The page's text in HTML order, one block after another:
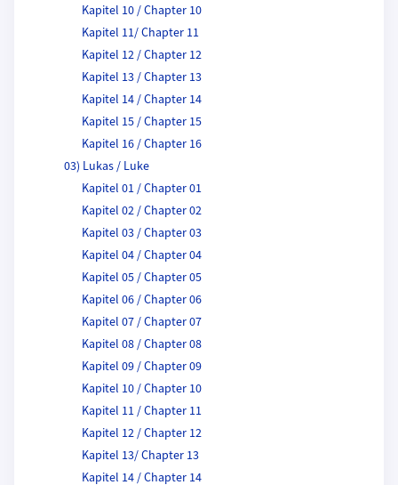
Kapitel 10 / Chapter 10
Kapitel 11/ Chapter 11
Kapitel 12 / Chapter 12
Kapitel 13 / Chapter 13
Kapitel 14 / Chapter 14
Kapitel 15 / Chapter 15
Kapitel 16 / Chapter 16
03) Lukas / Luke
Kapitel 01 / Chapter 01
Kapitel 02 / Chapter 02
Kapitel 03 / Chapter 03
Kapitel 04 / Chapter 04
Kapitel 05 / Chapter 05
Kapitel 06 / Chapter 06
Kapitel 07 / Chapter 07
Kapitel 08 / Chapter 08
Kapitel 09 / Chapter 09
Kapitel 10 / Chapter 10
Kapitel 11 / Chapter 11
Kapitel 12 / Chapter 12
Kapitel 13/ Chapter 13
Kapitel 14 / Chapter 14